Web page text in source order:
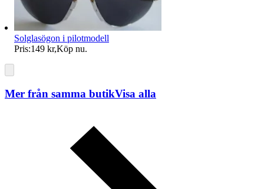
Solglasögon i pilotmodell
Pris:149 kr,Köp nu.
Mer från samma butikVisa alla